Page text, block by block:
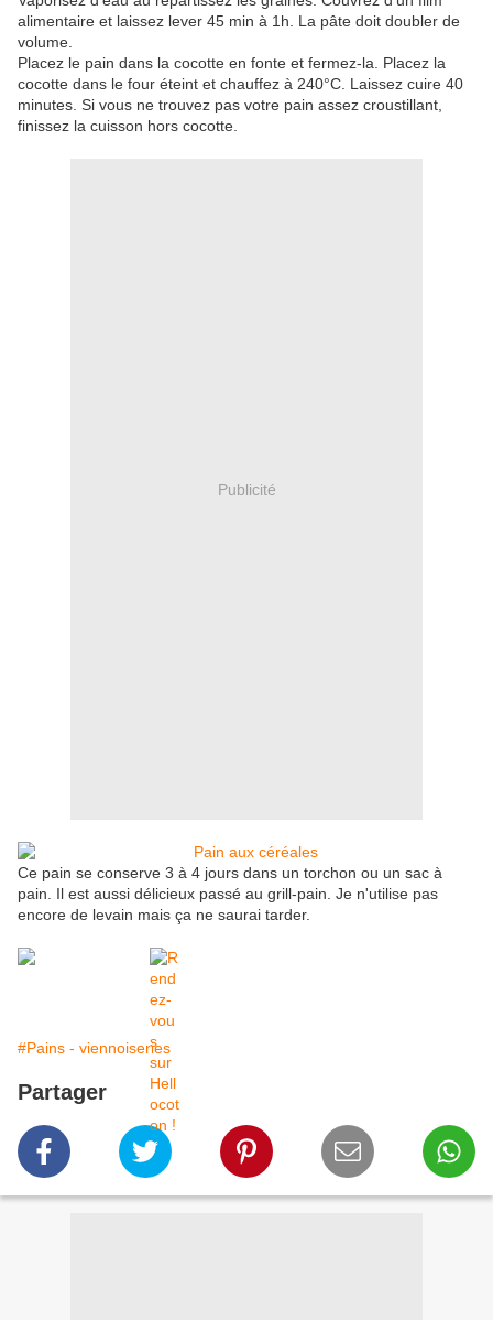
alimentaire et laissez lever 45 min à 1h. La pâte doit doubler de
volume.
Placez le pain dans la cocotte en fonte et fermez-la. Placez la
cocotte dans le four éteint et chauffez à 240°C. Laissez cuire 40
minutes. Si vous ne trouvez pas votre pain assez croustillant,
finissez la cuisson hors cocotte.
Publicité
Ce pain se conserve 3 à 4 jours dans un torchon ou un sac à
pain. Il est aussi délicieux passé au grill-pain. Je n'utilise pas
encore de levain mais ça ne saurai tarder.
#Pains - viennoiseries
Partager